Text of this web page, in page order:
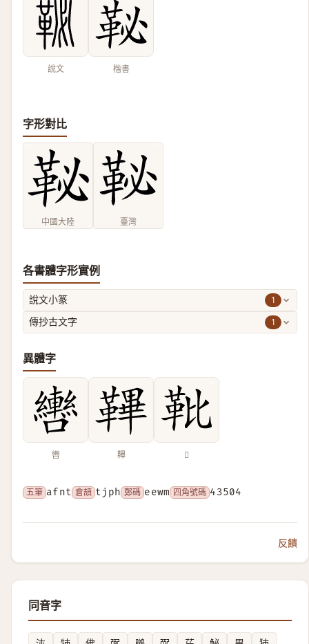
說文 楷書
字形對比
中國大陸 臺灣
各書體字形實例
說文小篆 1
傳抄古文字 1
異體字
轡 鞸 𩉫
五筆 afnt 倉頡 tjph 鄭碼 eewm 四角號碼 43504
反饋
同音字